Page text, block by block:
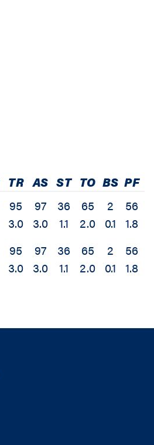
TR AS ST TO BS PF
95
3.0
97
3.0
36
1.1
65
2.0
2
0.1
56
1.8
95
3.0
97
3.0
36
1.1
65
2.0
2
0.1
56
1.8